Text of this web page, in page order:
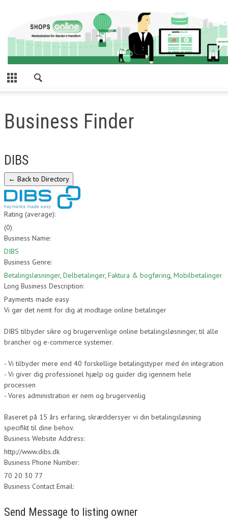
Business Finder
DIBS
Rating (average):
(0)
Business Name:
DIBS
Business Genre:
Betalingsløsninger, Delbetalinger, Faktura & bogføring, Mobilbetalinger
Long Business Description:
Payments made easy
Vi gør det nemt for dig at modtage online betalinger
DIBS tilbyder sikre og brugervenlige online betalingsløsninger, til alle
brancher og e-commerce systemer.
- Vi tilbyder mere end 40 forskellige betalingstyper med én integration
- Vi giver dig professionel hjælp og guider dig igennem hele
processen
- Vores administration er nem og brugervenlig
Baseret på 15 års erfaring, skræddersyer vi din betalingsløsning
specifikt til dine behov.
Business Website Address:
http://www.dibs.dk
Business Phone Number:
70 20 30 77
Business Contact Email:
Send Message to listing owner